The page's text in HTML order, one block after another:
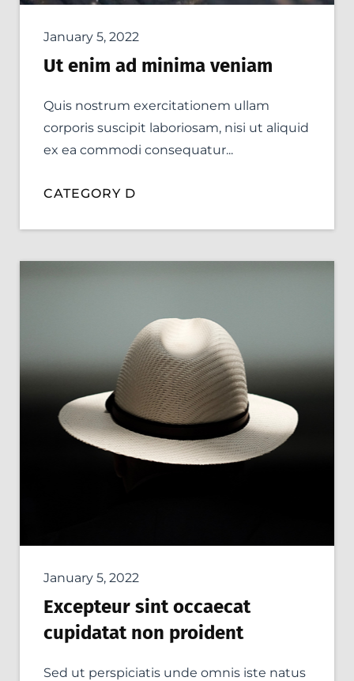
January 5, 2022
Ut enim ad minima veniam
Quis nostrum exercitationem ullam
corporis suscipit laboriosam, nisi ut aliquid
ex ea commodi consequatur...
CATEGORY D
January 5, 2022
Excepteur sint occaecat
cupidatat non proident
Sed ut perspiciatis unde omnis iste natus